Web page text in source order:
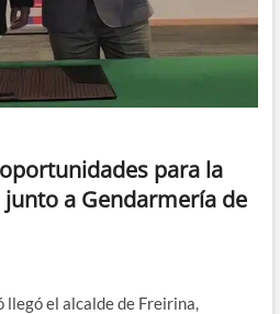
para la
a Gendarmería de
llegó el alcalde de Freirina,